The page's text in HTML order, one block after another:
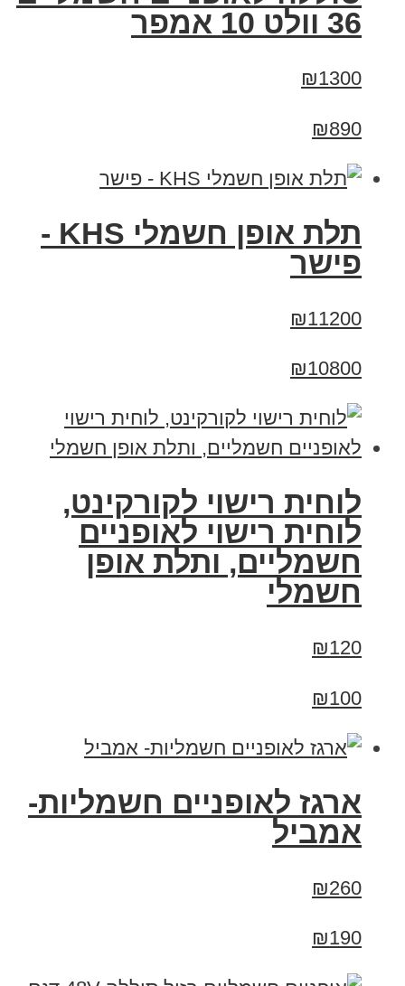
36 וולט 10 אמפר
₪1300
₪890
תלת אופן חשמלי KHS -
פישר
₪11200
₪10800
לוחית רישוי לקורקינט,
לוחית רישוי לאופניים
חשמליים, ותלת אופן
חשמלי
₪120
₪100
ארגז לאופניים חשמליות-
אמביל
₪260
₪190